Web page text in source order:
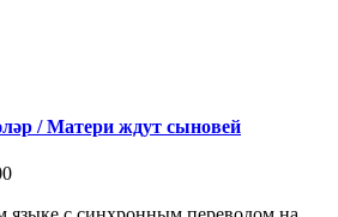
/ Матери ждут сыновей